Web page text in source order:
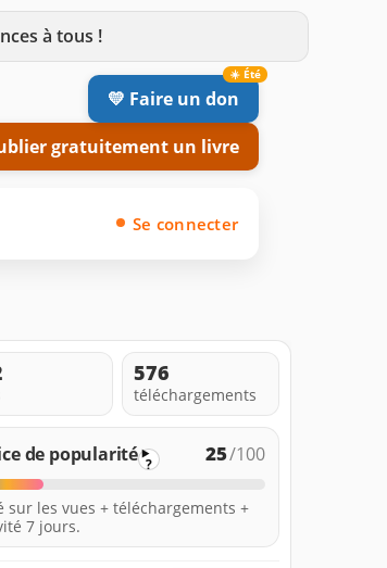
à tous !
💛 Faire un don
gratuitement un livre
Se connecter
576
téléchargements
de popularité ? 25/100
sur les vues + téléchargements +
7 jours.